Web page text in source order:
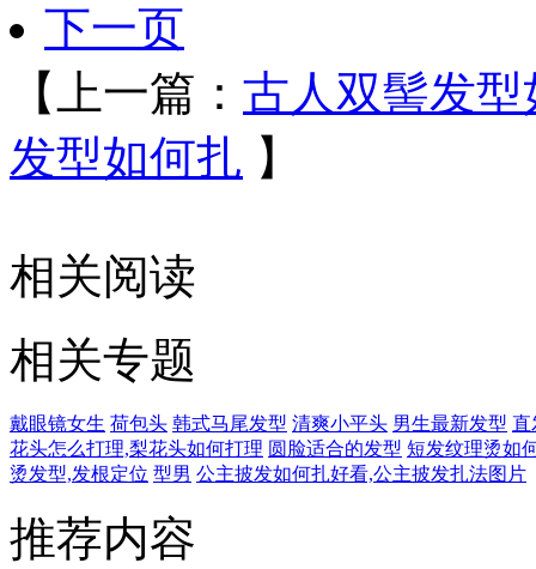
下一页
【上一篇： 古人双髻发型
发型如何扎 】
相关阅读
相关专题
戴眼镜女生 荷包头 韩式马尾发型 清爽小平头 男生最新发型 直
花头怎么打理,梨花头如何打理 圆脸适合的发型 短发纹理烫如
烫发型,发根定位 型男 公主披发如何扎好看,公主披发扎法图片
推荐内容